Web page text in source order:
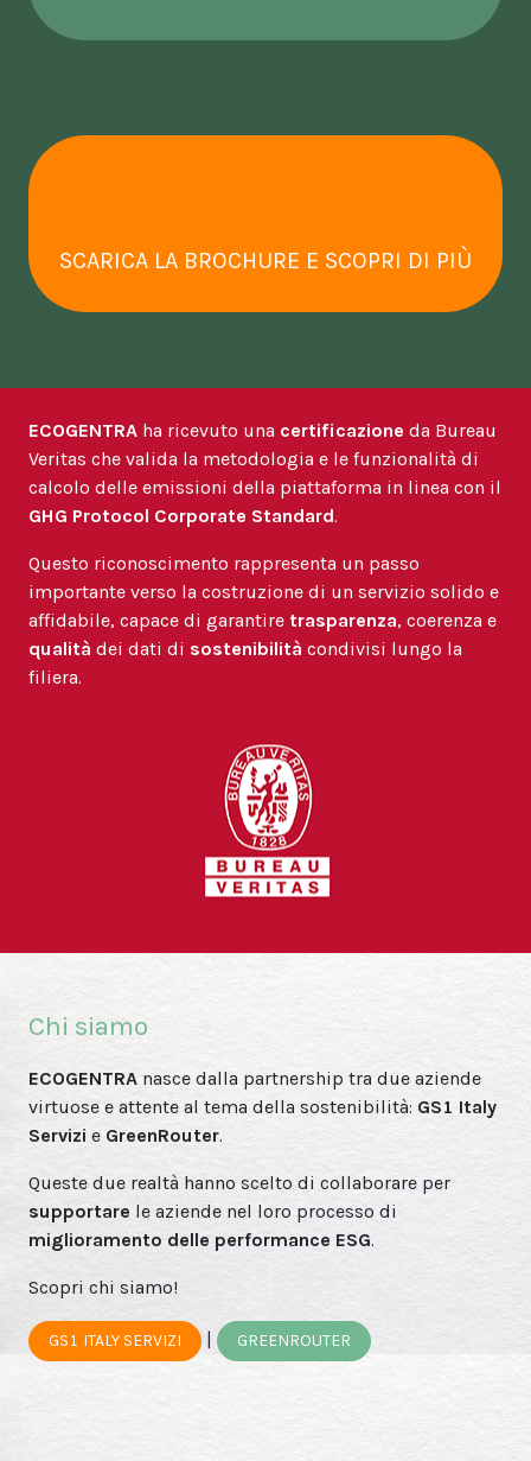
SCARICA LA BROCHURE E SCOPRI DI PIÙ
ECOGENTRA ha ricevuto una certificazione da Bureau
Veritas che valida la metodologia e le funzionalità di
calcolo delle emissioni della piattaforma in linea con il
GHG Protocol Corporate Standard.
Questo riconoscimento rappresenta un passo
importante verso la costruzione di un servizio solido e
affidabile, capace di garantire trasparenza, coerenza e
qualità dei dati di sostenibilità condivisi lungo la
filiera.
Chi siamo
ECOGENTRA nasce dalla partnership tra due aziende
virtuose e attente al tema della sostenibilità: GS1 Italy
Servizi e GreenRouter.
Queste due realtà hanno scelto di collaborare per
supportare le aziende nel loro processo di
miglioramento delle performance ESG.
Scopri chi siamo!
GS1 ITALY SERVIZI | GREENROUTER